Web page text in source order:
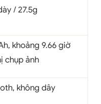
/ 27.5g
khoảng 9.66 giờ
chụp ảnh
không dây